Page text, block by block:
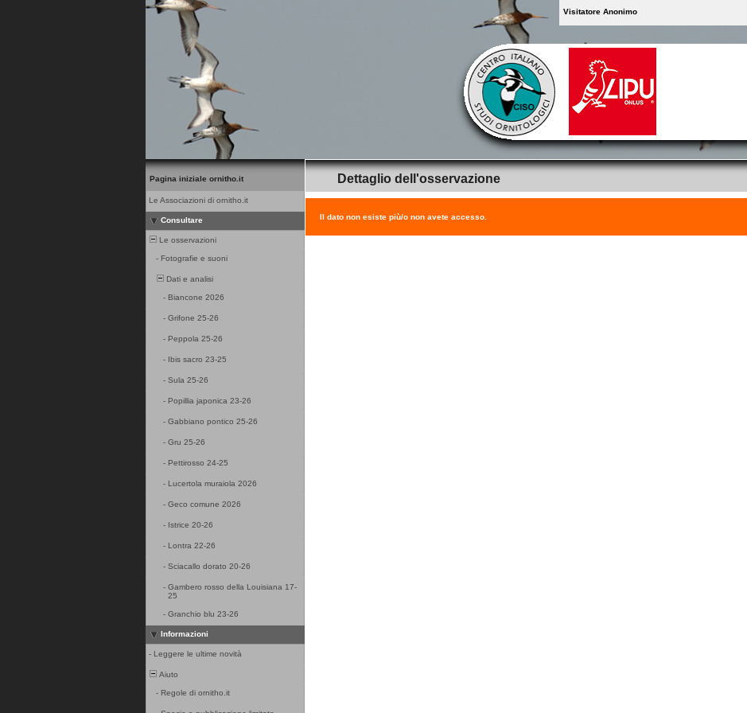
Visitatore Anonimo
Pagina iniziale ornitho.it
Le Associazioni di ornitho.it
Consultare
Le osservazioni
- Fotografie e suoni
Dati e analisi
- Biancone 2026
- Grifone 25-26
- Peppola 25-26
- Ibis sacro 23-25
- Sula 25-26
- Popillia japonica 23-26
- Gabbiano pontico 25-26
- Gru 25-26
- Pettirosso 24-25
- Lucertola muraiola 2026
- Geco comune 2026
- Istrice 20-26
- Lontra 22-26
- Sciacallo dorato 20-26
- Gambero rosso della Louisiana 17-
25
- Granchio blu 23-26
Informazioni
- Leggere le ultime novità
Aiuto
- Regole di ornitho.it
Dettaglio dell'osservazione
Il dato non esiste più/o non avete accesso.